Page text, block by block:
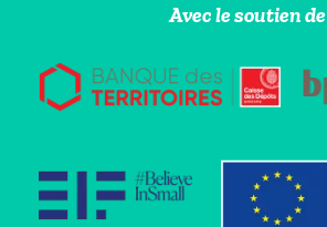
Avec le soutien de